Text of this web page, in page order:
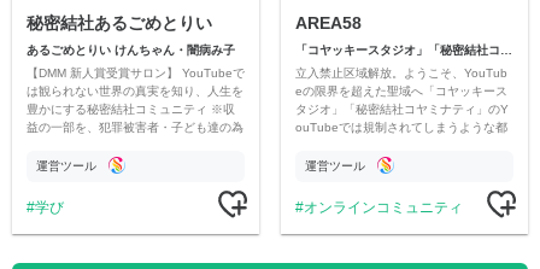
秘密結社あるごめとりい
あるごめとりい けんちゃん・闇病み子
【DMM 新人賞受賞サロン】 YouTubeで
は観られない世界の真実を知り、人生を
豊かにする秘密結社コミュニティ ※収
益の一部を、犯罪被害者・子ども達の為
す運営ツール
学び
AREA58
「コヤッキースタジオ」「秘密結社コヤミナティ」
立入禁止区域解放。ようこそ、YouTub
eの限界を超えた聖域へ「コヤッキース
タジオ」「秘密結社コヤミナティ」のY
ouTubeでは規制されてしまうような都
公開。
運営ツール
オンラインコミュニティ